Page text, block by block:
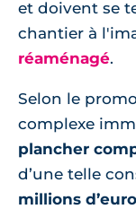
et doivent se
chantier à
réaménagé.
Selon le
complexe
plancher
d’une telle
millions